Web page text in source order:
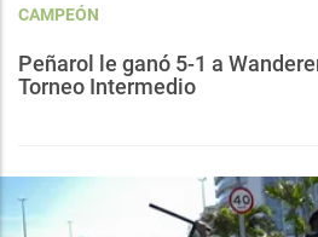
CAMPEÓN
Peñarol le ganó 5-1 a
Torneo Intermedio